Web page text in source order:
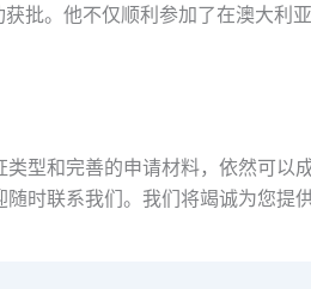
批。他不仅顺利参加了在澳大利
型和完善的申请材料，依然可以
时联系我们。我们将竭诚为您提